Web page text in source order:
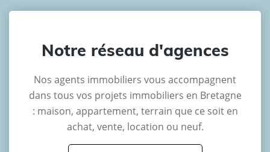
Notre réseau d'agences
Nos agents immobiliers vous accompagnent
dans tous vos projets immobiliers en Bretagne
: maison, appartement, terrain que ce soit en
achat, vente, location ou neuf.